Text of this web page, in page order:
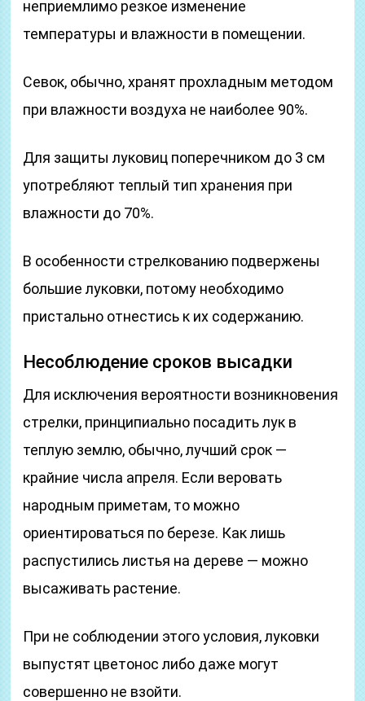
неприемлимо резкое изменение
температуры и влажности в помещении.
Севок, обычно, хранят прохладным методом
при влажности воздуха не наиболее 90%.
Для защиты луковиц поперечником до 3 см
употребляют теплый тип хранения при
влажности до 70%.
В особенности стрелкованию подвержены
большие луковки, потому необходимо
пристально отнестись к их содержанию.
Несоблюдение сроков высадки
Для исключения вероятности возникновения
стрелки, принципиально посадить лук в
теплую землю, обычно, лучший срок —
крайние числа апреля. Если веровать
народным приметам, то можно
ориентироваться по березе. Как лишь
распустились листья на дереве — можно
высаживать растение.
При не соблюдении этого условия, луковки
выпустят цветонос либо даже могут
совершенно не взойти.